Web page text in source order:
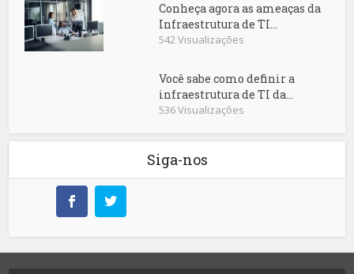
Conheça agora as ameaças da
Infraestrutura de TI...
542 Visualizações
Você sabe como definir a
infraestrutura de TI da...
536 Visualizações
Siga-nos